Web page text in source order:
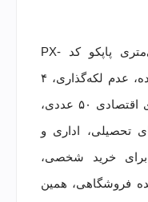
خودکار نوک سوزنی ۱ میلی‌متری پاپکو کد PX-
003BP با روان‌نویسی فوق‌العاده، عدم لکه‌گذاری، ۴
رنگ جوهر کاربردی و بسته‌بندی اقتصادی ۵۰ عددی،
تحصیلی، اداری و
خرید شخصی،
فروشگاهی، همین